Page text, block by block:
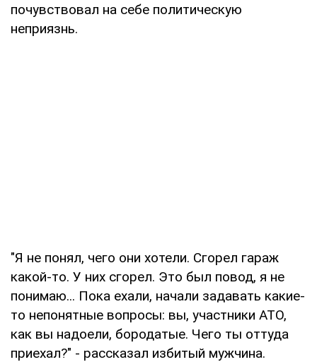
почувствовал на себе политическую
неприязнь.
"Я не понял, чего они хотели. Сгорел гараж
какой-то. У них сгорел. Это был повод, я не
понимаю... Пока ехали, начали задавать какие-
то непонятные вопросы: вы, участники АТО,
как вы надоели, бородатые. Чего ты оттуда
приехал?" - рассказал избитый мужчина.